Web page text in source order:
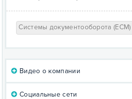
Системы документооборота (ECM)
Видео о компании
Социальные сети